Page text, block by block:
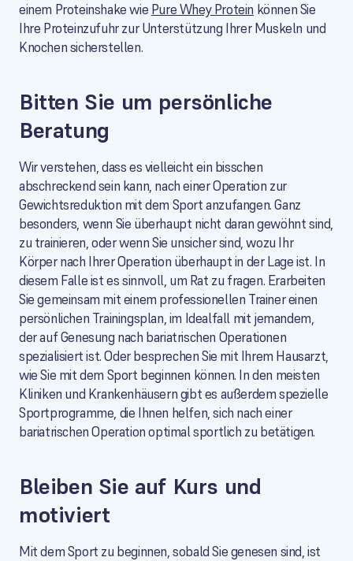
einem Proteinshake wie Pure Whey Protein können Sie
Ihre Proteinzufuhr zur Unterstützung Ihrer Muskeln und
Knochen sicherstellen.
Bitten Sie um persönliche
Beratung
Wir verstehen, dass es vielleicht ein bisschen
abschreckend sein kann, nach einer Operation zur
Gewichtsreduktion mit dem Sport anzufangen. Ganz
besonders, wenn Sie überhaupt nicht daran gewöhnt sind,
zu trainieren, oder wenn Sie unsicher sind, wozu Ihr
Körper nach Ihrer Operation überhaupt in der Lage ist. In
diesem Falle ist es sinnvoll, um Rat zu fragen. Erarbeiten
Sie gemeinsam mit einem professionellen Trainer einen
persönlichen Trainingsplan, im Idealfall mit jemandem,
der auf Genesung nach bariatrischen Operationen
spezialisiert ist. Oder besprechen Sie mit Ihrem Hausarzt,
wie Sie mit dem Sport beginnen können. In den meisten
Kliniken und Krankenhäusern gibt es außerdem spezielle
Sportprogramme, die Ihnen helfen, sich nach einer
bariatrischen Operation optimal sportlich zu betätigen.
Bleiben Sie auf Kurs und
motiviert
Mit dem Sport zu beginnen, sobald Sie genesen sind, ist